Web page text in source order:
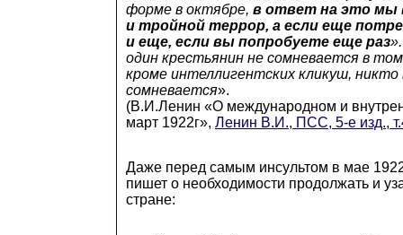
форме в октябре, в ответ на это мы
и тройной террор, а если еще
и еще, если вы попробуете еще раз
один крестьянин не сомневается в
кроме интеллигентских кликуш,
сомневается».
(В.И.Ленин «О международном и
март 1922г», Ленин В.И., ПСС, 5-е изд.,
Даже перед самым инсультом в мае
пишет о необходимости продолжать и
стране: